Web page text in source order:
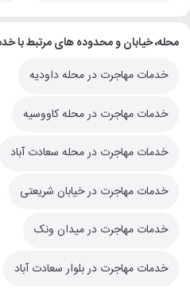
محله، خیابان و محدوده های مرتبط با
خدمات مهاجرت در محله داودیه
خدمات مهاجرت در محله کاووسیه
خدمات مهاجرت در محله سعادت آباد
خدمات مهاجرت در خیابان شریعتی
خدمات مهاجرت در میدان ونک
خدمات مهاجرت در بلوار سعادت آباد